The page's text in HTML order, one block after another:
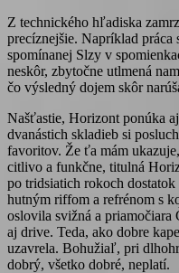
Z technického hľadiska
precíznejšie. Napríklad práca
spomínanej Slzy v
neskôr, zbytočne utlmená
čo výsledný dojem skôr
Našťastie, Horizont ponúka
dvanástich skladieb si
favoritov. Že ťa mám
citlivo a funkčne, titulná
po tridsiatich rokoch
hutným riffom a refrénom s
oslovila svižná a
aj drive. Teda, ako dobre
uzavrela. Bohužiaľ, pri
dobrý, všetko dobré, neplatí.